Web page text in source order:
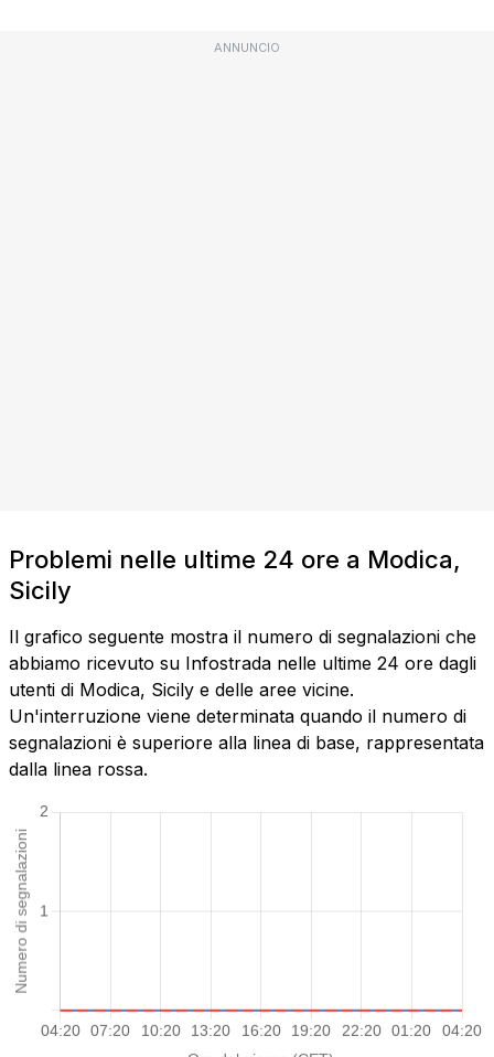
ANNUNCIO
Problemi nelle ultime 24 ore a Modica,
Sicily
Il grafico seguente mostra il numero di segnalazioni che
abbiamo ricevuto su Infostrada nelle ultime 24 ore dagli
utenti di Modica, Sicily e delle aree vicine.
Un'interruzione viene determinata quando il numero di
segnalazioni è superiore alla linea di base, rappresentata
dalla linea rossa.